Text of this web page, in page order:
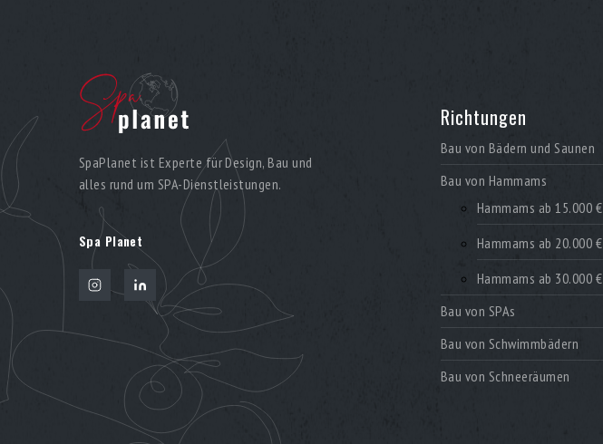
SpaPlanet ist Experte für Design, Bau und
alles rund um SPA-Dienstleistungen.
Spa Planet
Richtungen
Bau von Bädern und Saunen
Bau von Hammams
Hammams ab 15.000 €
Hammams ab 20.000 €
Hammams ab 30.000 €
Bau von SPAs
Bau von Schwimmbädern
Bau von Schneeräumen